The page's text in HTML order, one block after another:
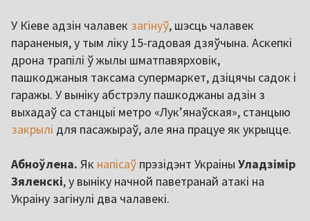
У Кіеве адзін чалавек загінуў, шэсць чалавек
параненыя, у тым ліку 15-гадовая дзяўчына. Аскепкі
дрона трапілі ў жылы шматпавярховік,
пашкоджаныя таксама супермаркет, дзіцячы садок і
гаражы. У выніку абстрэлу пашкоджаны адзін з
выхадаў са станцыі метро «Лук’янаўская», станцыю
закрылі для пасажыраў, але яна працуе як укрыцце.
Абноўлена. Як напісаў прэзідэнт Украіны Уладзімір
Зяленскі, у выніку начной паветранай атакі на
Украіну загінулі два чалавекі.